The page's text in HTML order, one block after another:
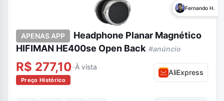
Fernando H.
APENAS APP
Headphone Planar Magnético
HIFIMAN HE400se Open Back #anúncio
R$ 277,10-À vista
Preço Histórico
AliExpress